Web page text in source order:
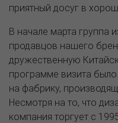
приятный досуг в
В начале марта группа
продавцов нашего
дружественную
программе визита
на фабрику,
Несмотря на то, что
компания торгует с